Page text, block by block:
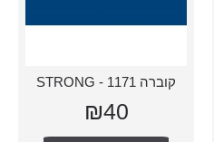
קוברה 1171 - STRONG
₪40